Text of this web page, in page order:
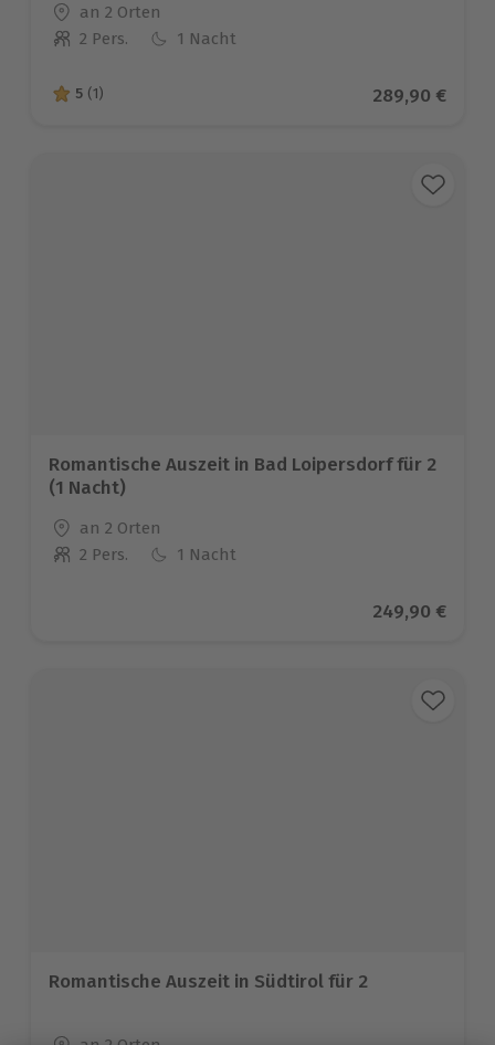
Standort
an 2 Orten
Anzahl der Teilnehmer
2 Pers. 1 Nacht
5 von 5 Sternen basierend auf 1 Bewertungen
5 (1) Aktueller
289,90 €
Romantische Auszeit in Bad Loipersdorf für 2
(1 Nacht)
Standort
an 2 Orten
Anzahl der Teilnehmer
2 Pers. 1 Nacht
Aktueller
249,90 €
Romantische Auszeit in Südtirol für 2